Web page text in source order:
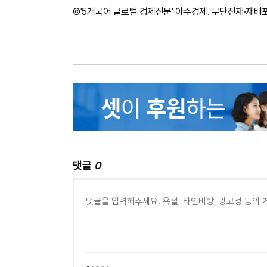
©'5개국어 글로벌 경제신문' 아주경제. 무단전재·재배
댓글 0